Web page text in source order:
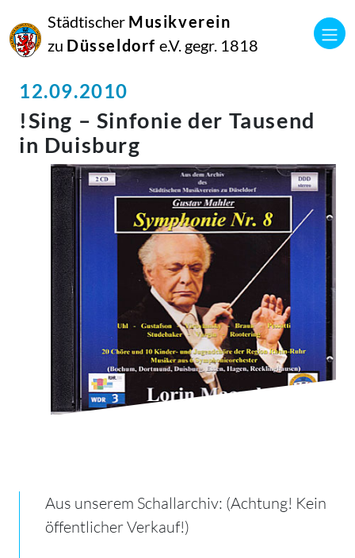
Städtischer Musikverein
zu Düsseldorf e.V. gegr. 1818
12.09.2010
!Sing – Sinfonie der Tausend
in Duisburg
Aus unserem Schallarchiv: (Achtung! Kein
öffentlicher Verkauf!)